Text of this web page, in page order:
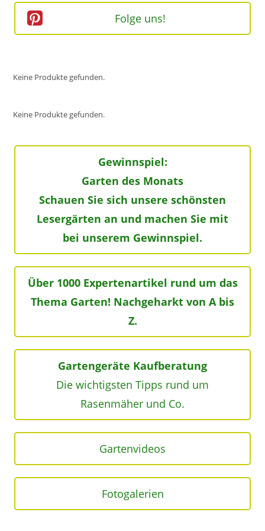
Folge uns!
Keine Produkte gefunden.
Keine Produkte gefunden.
Gewinnspiel:
Garten des Monats
Schauen Sie sich unsere schönsten
Lesergärten an und machen Sie mit
bei unserem Gewinnspiel.
Über 1000 Expertenartikel rund um das
Thema Garten! Nachgeharkt von A bis
Z.
Gartengeräte Kaufberatung
Die wichtigsten Tipps rund um
Rasenmäher und Co.
Gartenvideos
Fotogalerien